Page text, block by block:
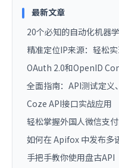
最新文章
20个必知的自动化机器
精准定位IP来源：轻松
OAuth 2.0和OpenID
全面指南：API测试定
Coze API接口实战应用
轻松掌握外国人微信支
如何在 Apifox 中发布多
手把手教你使用盘古API